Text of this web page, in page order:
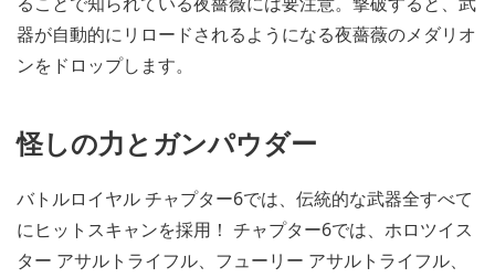
器が自動的にリロードされるようになる夜薔薇のメダリオ
ンをドロップします。
怪しの力とガンパウダー
バトルロイヤル チャプター6では、伝統的な武器全すべて
にヒットスキャンを採用！ チャプター6では、ホロツイス
ター アサルトライフル、フューリー アサルトライフル、